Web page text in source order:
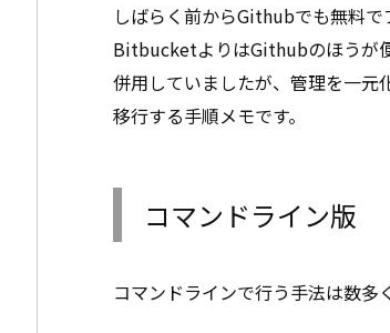
しばらく前からGithubでも無料
BitbucketよりはGithubのほうが便
併用していましたが、管理を一
移行する手順メモです。
コマンドライン版
コマンドラインで行う手法は数多